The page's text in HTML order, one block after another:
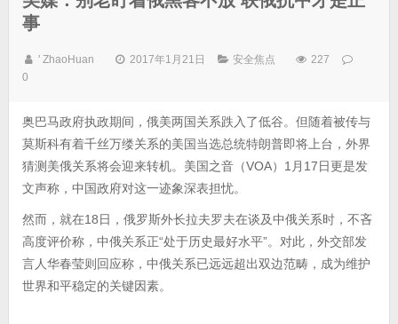
事
' ZhaoHuan 2017年1月21日 安全焦点
227
0
奥巴马政府执政期间，俄美两国关系跌入了低谷。但随着被传与
莫斯科有着千丝万缕关系的美国当选总统特朗普即将上台，外界
猜测美俄关系将会迎来转机。美国之音（VOA）1月17日更是发
文声称，中国政府对这一迹象深表担忧。
然而，就在18日，俄罗斯外长拉夫罗夫在谈及中俄关系时，不吝
高度评价称，中俄关系正“处于历史最好水平”。对此，外交部发
言人华春莹则回应称，中俄关系已远远超出双边范畴，成为维护
世界和平稳定的关键因素。